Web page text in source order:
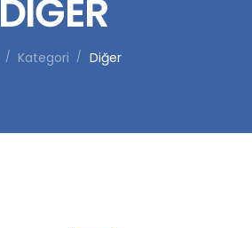
DIĞER
/ Kategori / Diğer